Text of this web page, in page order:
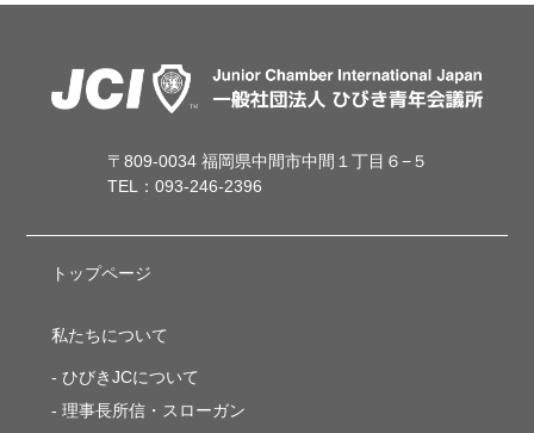
〒809-0034 福岡県中間市中間１丁目６−５
TEL：093-246-2396
トップページ
私たちについて
ひびきJCについて
理事長所信・スローガン